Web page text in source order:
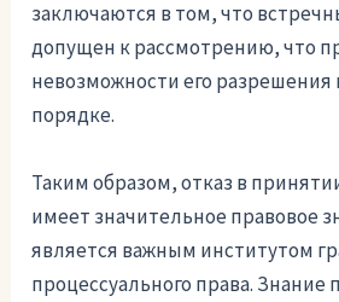
заключаются в том, что
допущен к рассмотрению, что
невозможности его разрешения
порядке.
Таким образом, отказ в
имеет значительное правовое
является важным институтом
процессуального права. Знание